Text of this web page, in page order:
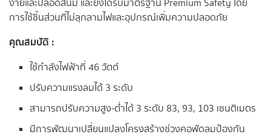
ง่ายและปลอดสนิม และยังได้รับมาตรฐาน Premium Safety โดย
การใช้ชิ้นส่วนที่ไม่ลุกลามไฟและอุปกรณ์เพิ่มความปลอดภัย
คุณสมบัติ :
ใช้กำลังไฟฟ้าที่ 46 วัตต์
ปรับความแรงลมได้ 3 ระดับ
สามารถปรับความสูง-ต่ำได้ 3 ระดับ 83, 93, 103 เซนติเมตร
มีการพัฒนาเปลี่ยนแปลงโครงสร้างช่วงคอพัดลมป้องกัน